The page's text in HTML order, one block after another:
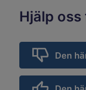
Hjälp
Den